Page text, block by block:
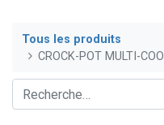
Tous les produits
CROCK-POT MULTI-